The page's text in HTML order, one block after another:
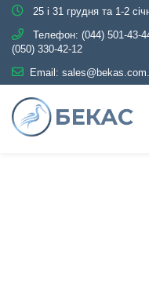
25 і 31 грудня та 1-2
Телефон: (044) 501-43-
(050) 330-42-12
Email: